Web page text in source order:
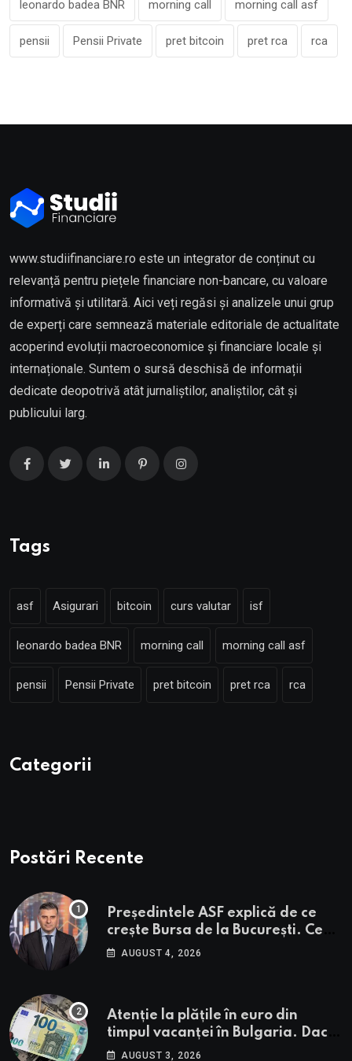
leonardo badea BNR morning call morning call asf
pensii Pensii Private pret bitcoin pret rca rca
www.studiifinanciare.ro este un integrator de conținut cu
relevanță pentru piețele financiare non-bancare, cu valoare
informativă și utilitară. Aici veți regăsi și analizele unui grup
de experți care semnează materiale editoriale de actualitate
acoperind evoluții macroeconomice și financiare locale și
internaționale. Suntem o sursă deschisă de informații
dedicate deopotrivă atât jurnaliștilor, analiștilor, cât și
publicului larg.
Tags
asf Asigurari bitcoin curs valutar isf
leonardo badea BNR morning call morning call asf
pensii Pensii Private pret bitcoin pret rca rca
Categorii
Postări Recente
Președintele ASF explică de ce
crește Bursa de la București. Ce
urmează pentru BVB potrivit lui
AUGUST 4, 2026
Atenție la plățile în euro din
timpul vacanței în Bulgaria. Dacă
în România cele mai falsificate
AUGUST 3, 2026